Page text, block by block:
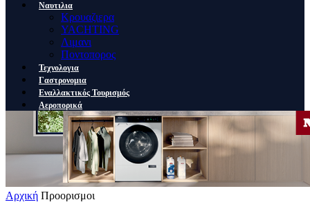
Ναυτιλια
Κρουαζιερα
YACHTING
Λιμανι
Ποντοπορος
Τεχνολογια
Γαστρονομια
Εναλλακτικός Τουρισμός
Αεροπορικά
Αρχική Προορισμοι